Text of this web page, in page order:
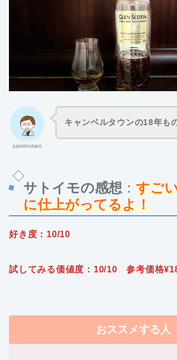
satoimotaro
キャンベルタウンの18年も
サトイモの感想 ： すご
に仕上がってるよ！
好き度：10/10
試してみる価値度：10/10 参考価格
おススメする人